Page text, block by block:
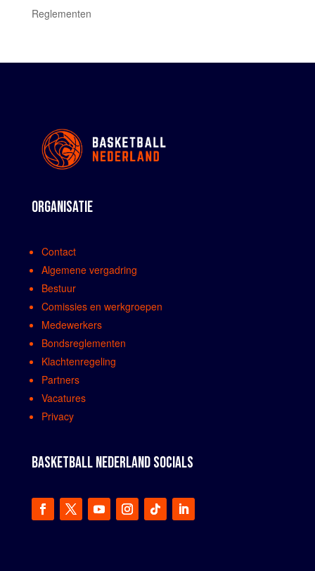
Reglementen
ORGANISATIE
Contact
Algemene vergadring
Bestuur
Comissies en werkgroepen
Medewerkers
Bondsreglementen
Klachtenregeling
Partners
Vacatures
Privacy
BASKETBALL NEDERLAND SOCIALS